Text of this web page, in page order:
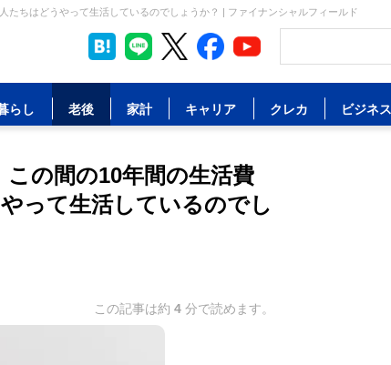
ちはどうやって生活しているのでしょうか？ | ファイナンシャルフィールド
らし 老後 家計 キャリア クレカ ビジネス
の間の10年間の生活費
って生活しているのでし
この記事は約 4 分で読めます。